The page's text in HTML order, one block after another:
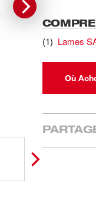
(1) Lames
Où